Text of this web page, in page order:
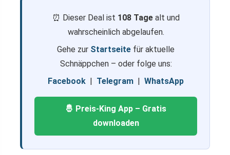
⏰ Dieser Deal ist 108 Tagealt und
wahrscheinlich abgelaufen.
Gehe zur Startseite für aktuelle
Schnäppchen – oder folge uns:
Facebook | Telegram | WhatsApp
🤴 Preis-King App – Gratis
downloaden